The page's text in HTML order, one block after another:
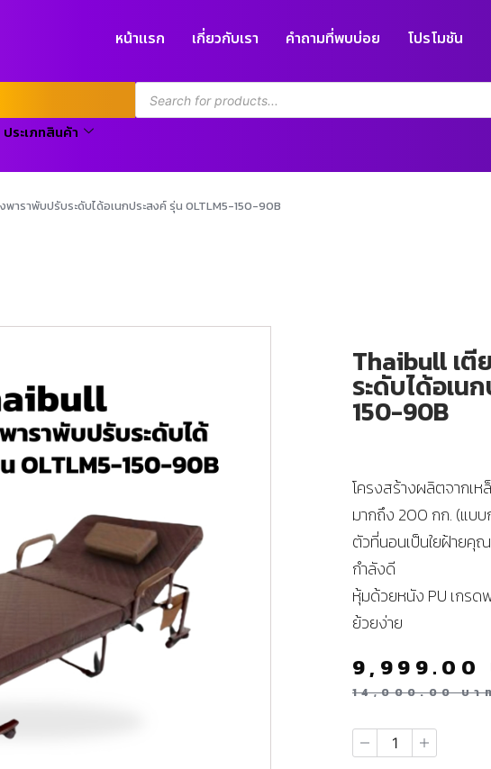
หน้าแรก เกี่ยวกับเรา คำถามที่พบบ่อย โปรโมชัน
ประเภทสินค้า
าราพับปรับระดับได้อเนกประสงค์ รุ่น OLTLM5-150-90B
Thaibull เ
ระดับได้อเน
150-90B
โครงสร้างผลิตจากเ
มากถึง 200 กก. (แบบ
ตัวที่นอนเป็นใยฝ้ายคุ
กำลังดี
หุ้มด้วยหนัง PU เกร
ย้วยง่าย
14,000.00บา
9,999.00